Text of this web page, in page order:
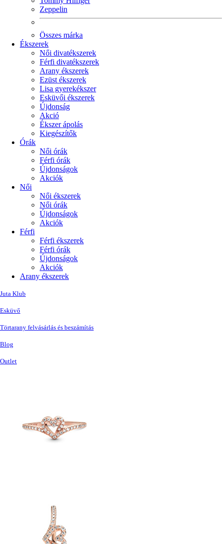
Zeppelin
Összes márka
Ékszerek
Női divatékszerek
Férfi divatékszerek
Arany ékszerek
Ezüst ékszerek
Lisa gyerekékszer
Esküvői ékszerek
Újdonság
Akció
Ékszer ápolás
Kiegészítők
Órák
Női órák
Férfi órák
Újdonságok
Akciók
Női
Női ékszerek
Női órák
Újdonságok
Akciók
Férfi
Férfi ékszerek
Férfi órák
Újdonságok
Akciók
Arany ékszerek
Juta Klub
Esküvő
Törtarany felvásárlás és beszámítás
Blog
Outlet